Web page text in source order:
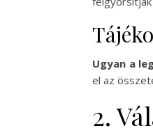
Ugyan a
el az
2.